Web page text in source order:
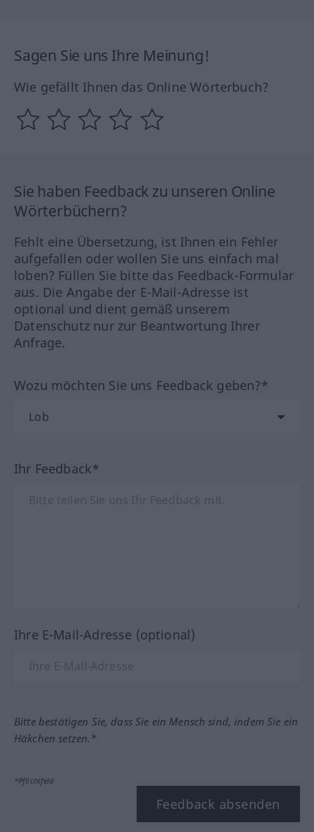
Sagen Sie uns Ihre Meinung!
Wie gefällt Ihnen das Online Wörterbuch?
Sie haben Feedback zu unseren Online
Wörterbüchern?
Fehlt eine Übersetzung, ist Ihnen ein Fehler
aufgefallen oder wollen Sie uns einfach mal
loben? Füllen Sie bitte das Feedback-Formular
aus. Die Angabe der E-Mail-Adresse ist
optional und dient gemäß unserem
Datenschutz nur zur Beantwortung Ihrer
Anfrage.
Wozu möchten Sie uns Feedback geben?*
Ihr Feedback*
Ihre E-Mail-Adresse (optional)
Bitte bestätigen Sie, dass Sie ein Mensch sind, indem Sie ein
Häkchen setzen.*
*Pflichtfeld
Feedback absenden